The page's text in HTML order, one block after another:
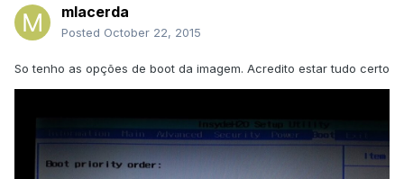
mlacerda
Posted October 22, 2015
So tenho as opções de boot da imagem. Acredito estar tudo certo